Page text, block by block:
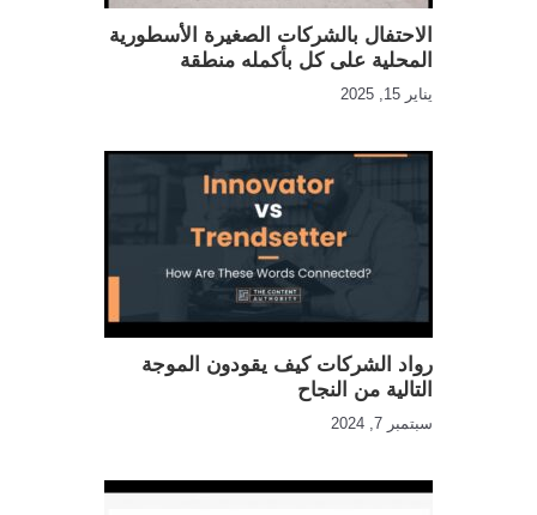
الاحتفال بالشركات الصغيرة الأسطورية
المحلية على كل بأكمله منطقة
يناير 15, 2025
رواد الشركات كيف يقودون الموجة
التالية من النجاح
سبتمبر 7, 2024